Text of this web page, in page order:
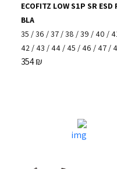
ECOFITZ LOW S1P SR ESD
BLA
35 /36 /37/38 /39 / 40 /
42/ 43 / 44/ 45 / 46 / 47/
354₪